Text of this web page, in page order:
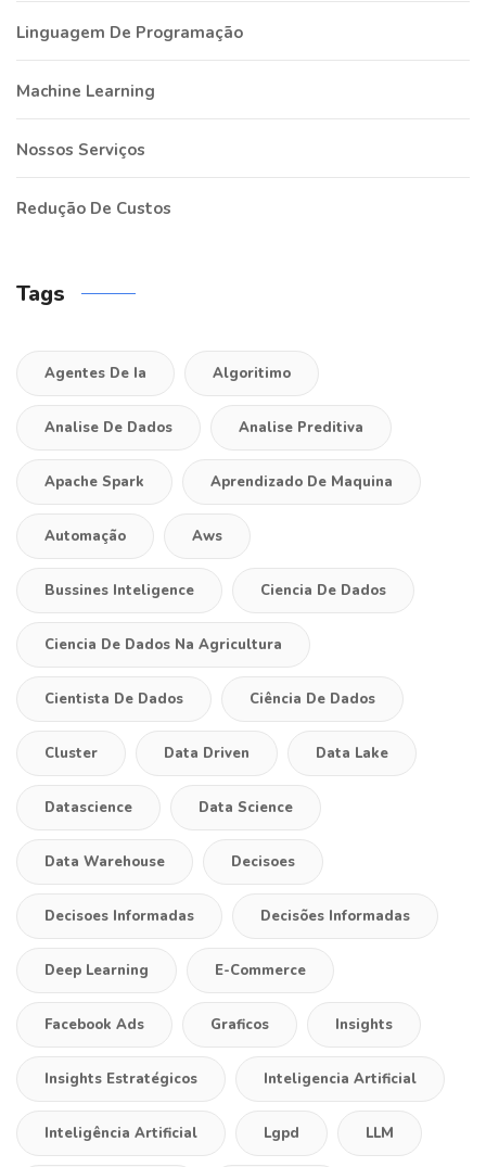
Linguagem De Programação
Machine Learning
Nossos Serviços
Redução De Custos
Tags
Agentes De Ia Algoritimo
Analise De Dados Analise Preditiva
Apache Spark Aprendizado De Maquina
Automação Aws
Bussines Inteligence Ciencia De Dados
Ciencia De Dados Na Agricultura
Cientista De Dados Ciência De Dados
Cluster Data Driven Data Lake
Datascience Data Science
Data Warehouse Decisoes
Decisoes Informadas Decisões Informadas
Deep Learning E-Commerce
Facebook Ads Graficos Insights
Insights Estratégicos Inteligencia Artificial
Inteligência Artificial Lgpd LLM